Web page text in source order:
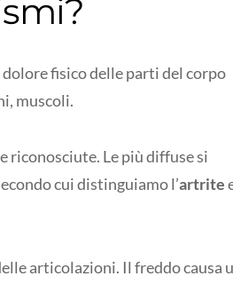
fisico delle parti del corpo
muscoli.
riconosciute. Le più diffuse si
cui distinguiamo l’artrite
articolazioni. Il freddo causa